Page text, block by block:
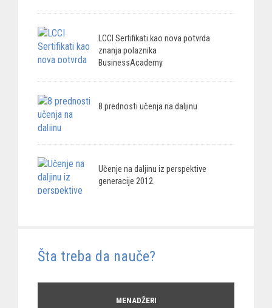
LCCI Sertifikati kao nova potvrda
znanja polaznika
BusinessAcademy
8 prednosti učenja na daljinu
Učenje na daljinu iz perspektive
generacije 2012.
Šta treba da nauče?
MENADŽERI